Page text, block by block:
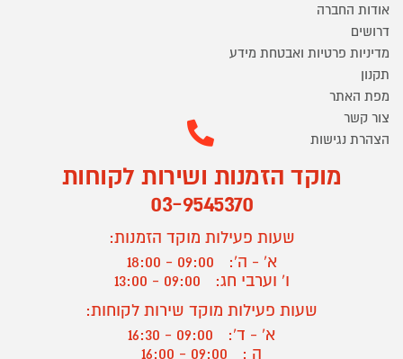
אודות החברה
דרושים
מדיניות פרטיות ואבטחת מידע
תקנון
מפת האתר
צור קשר
הצהרת נגישות
מוקד הזמנות ושירות לקוחות
03-9545370
שעות פעילות מוקד הזמנות:
א' - ה':
09:00 - 18:00
ו' וערבי חג:
09:00 - 13:00
שעות פעילות מוקד שירות לקוחות:
א' - ד':
09:00 - 16:30
ה :
09:00 - 16:00